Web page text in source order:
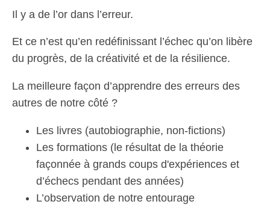
Il y a de l’or dans l’erreur.
Et ce n’est qu’en redéfinissant l’échec qu’on libère
du progrès, de la créativité et de la résilience.
La meilleure façon d’apprendre des erreurs des
autres de notre côté ?
Les livres (autobiographie, non-fictions)
Les formations (le résultat de la théorie
façonnée à grands coups d'expériences et
d’échecs pendant des années)
L’observation de notre entourage